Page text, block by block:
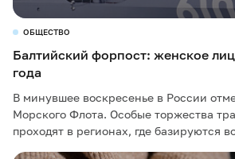
ОБЩЕСТВО
Балтийский форпост: женское
года
В минувшее воскресенье в России
Морского Флота. Особые торжества
проходят в регионах, где базируются